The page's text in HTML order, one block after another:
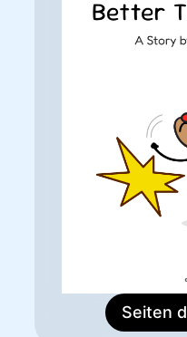
Seiten